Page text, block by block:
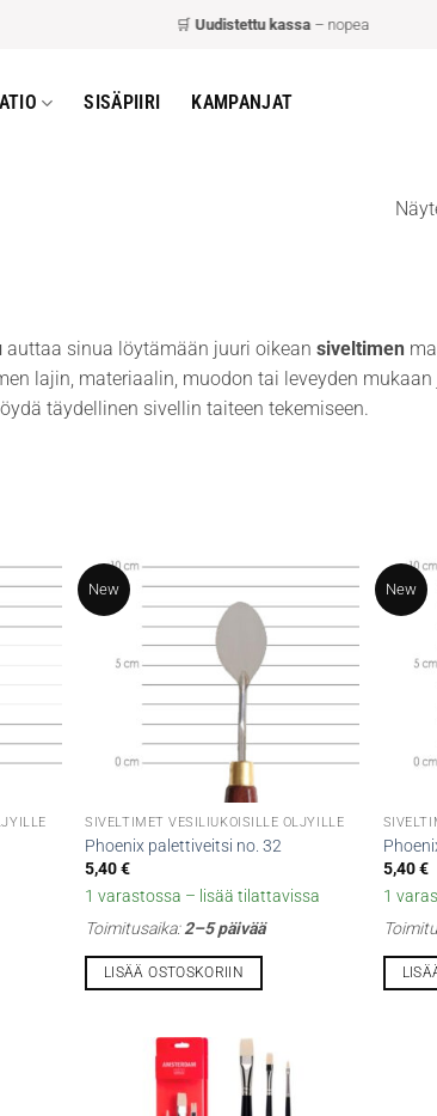
Uudistettu kassa– nopeampi ja helpompi
SISÄPIIRI KAMPANJAT
auttaa sinua löytämään juuri oikean siveltimen
lajin, materiaalin, muodon tai leveyden
täydellinen sivellin taiteen tekemiseen.
New
SIVELTIMET VESILIUKOISILLE ÖLJYILLE
Phoenix palettiveitsi no. 32
5,40€
1 varastossa – lisää tilattavissa
Toimitusaika:2–5 päivää
LISÄÄ OSTOSKORIIN
New
5,40€
1